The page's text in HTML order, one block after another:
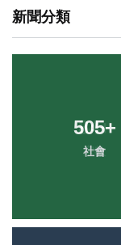
新聞分類
505+
社會